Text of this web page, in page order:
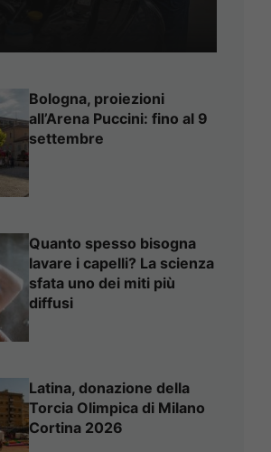
Bologna, proiezioni
all’Arena Puccini: fino al 9
settembre
Quanto spesso bisogna
lavare i capelli? La scienza
sfata uno dei miti più
diffusi
Latina, donazione della
Torcia Olimpica di Milano
Cortina 2026